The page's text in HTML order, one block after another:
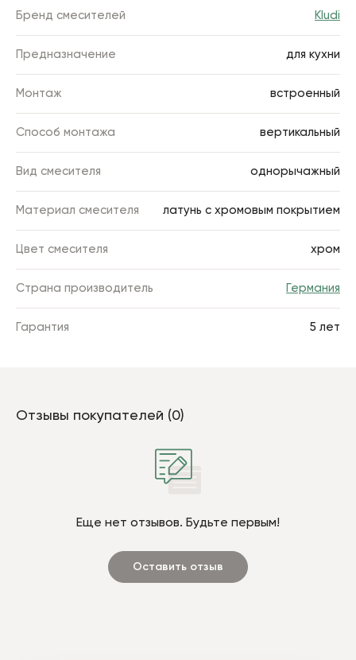
Бренд смесителей Kludi
Предназначение для кухни
Монтаж встроенный
Способ монтажа вертикальный
Вид смесителя однорычажный
Материал смесителя латунь с хромовым покрытием
Цвет смесителя хром
Страна производитель Германия
Гарантия 5 лет
Отзывы покупателей (0)
Еще нет отзывов. Будьте первым!
Оставить отзыв